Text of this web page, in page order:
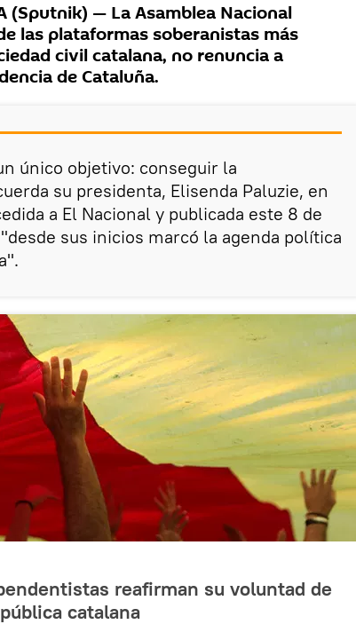
(Sputnik) — La Asamblea Nacional
las plataformas soberanistas más
civil catalana, no renuncia a
de Cataluña.
único objetivo: conseguir la
su presidenta, Elisenda Paluzie, en
a El Nacional y publicada este 8 de
sus inicios marcó la agenda política
reafirman su voluntad de
catalana